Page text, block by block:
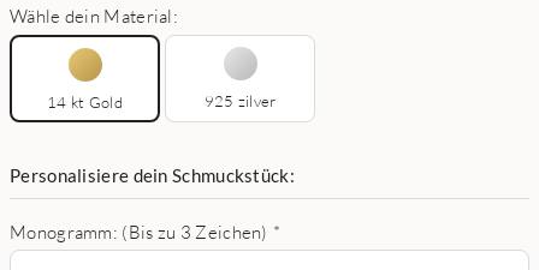
Wähle dein Material:
14 kt Gold 925 zilver
Personalisiere dein Schmuckstück:
Monogramm: (Bis zu 3 Zeichen) *